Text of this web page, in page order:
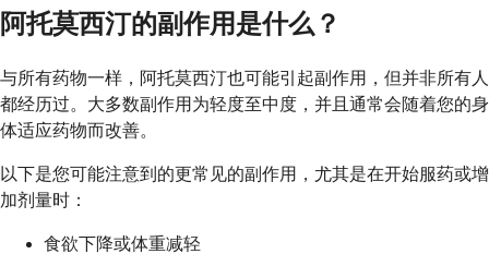
阿托莫西汀的副作用是什么？
与所有药物一样，阿托莫西汀也可能引起副作用，但并非所有人
都经历过。大多数副作用为轻度至中度，并且通常会随着您的身
体适应药物而改善。
以下是您可能注意到的更常见的副作用，尤其是在开始服药或增
加剂量时：
食欲下降或体重减轻